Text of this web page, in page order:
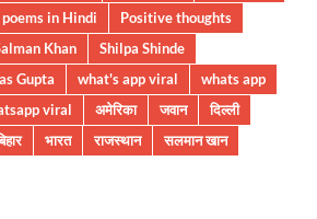
poems in Hindi
Positive thoughts
Khan
Shilpa Shinde
Gupta what's app viral
whats app
viral अमेरिका जवान
दिल्ली
भारत राजस्थान सलमान खान